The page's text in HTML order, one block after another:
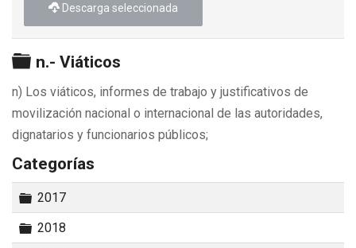
Descarga seleccionada
Carpeta
n.- Viáticos
n) Los viáticos, informes de trabajo y justificativos de
movilización nacional o internacional de las autoridades,
dignatarios y funcionarios públicos;
Categorías
Carpeta
2017
Carpeta
2018